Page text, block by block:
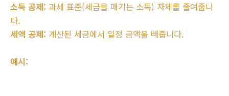
소득 공제: 과세 표준(세금을 매기는 소득) 자체를 줄여줍니
다.
세액 공제: 계산된 세금에서 일정 금액을 빼줍니다.
예시: